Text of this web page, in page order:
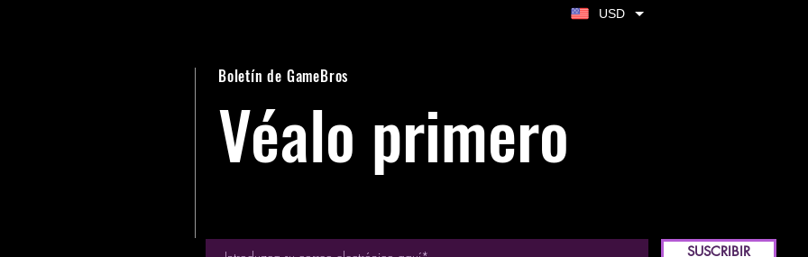
USD
Boletín de GameBros
Véalo primero
SUSCRIBIR